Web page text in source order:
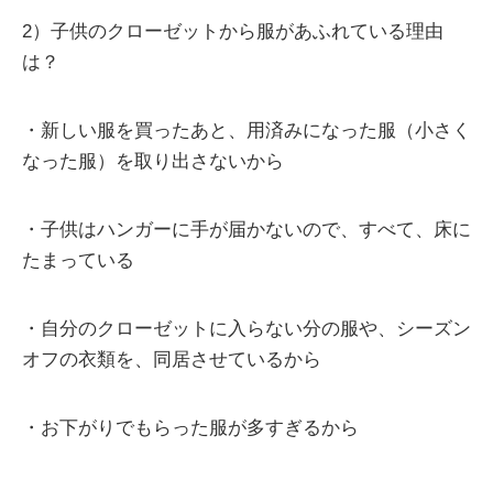
2）子供のクローゼットから服があふれている理由
は？
・新しい服を買ったあと、用済みになった服（小さく
なった服）を取り出さないから
・子供はハンガーに手が届かないので、すべて、床に
たまっている
・自分のクローゼットに入らない分の服や、シーズン
オフの衣類を、同居させているから
・お下がりでもらった服が多すぎるから